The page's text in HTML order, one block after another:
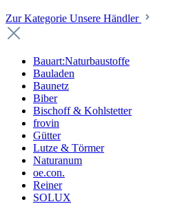
Zur Kategorie Unsere Händler
Bauart:Naturbaustoffe
Bauladen
Baunetz
Biber
Bischoff & Kohlstetter
frovin
Gütter
Lutze & Törmer
Naturanum
oe.con.
Reiner
SOLUX